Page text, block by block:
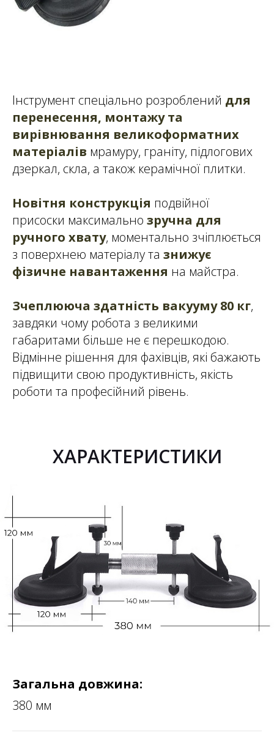
Інструмент спеціально розроблений для
перенесення, монтажу та
вирівнювання великоформатних
матеріалів мрамуру, граніту, підлогових
дзеркал, скла, а також керамічної плитки.
Новітня конструкція подвійної
присоски максимально зручна для
ручного хвату, моментально зчіплюється
з поверхнею матеріалу та знижує
фізичне навантаження на майстра.
Зчеплююча здатність вакууму 80 кг,
завдяки чому робота з великими
габаритами більше не є перешкодою.
Відмінне рішення для фахівців, які бажають
підвищити свою продуктивність, якість
роботи та професійний рівень.
ХАРАКТЕРИСТИКИ
Загальна довжина:
380 мм